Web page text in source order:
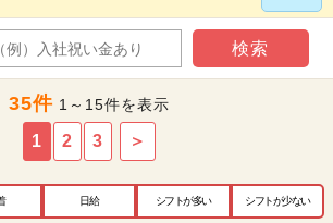
検索
35件 1～15件を表示
1 2 3 ＞
日給 シフトが多い シフトが少ない